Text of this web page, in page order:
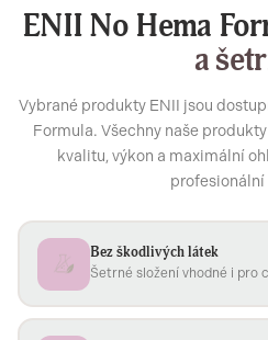
ENII No Hema
a
Vybrané produkty ENII jsou
Formula. Všechny naše
kvalitu, výkon a maximální
Bez škodlivých látek
Šetrné složení vhodné i pro